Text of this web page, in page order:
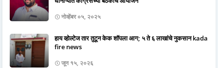
नोव्हेंबर ०५, २०२५
हाय व्होल्टेज तार तुटून केक शॉपला आग; ५ ते ६ लाखांचे नुकसान kada
fire news
जून १५, २०२६